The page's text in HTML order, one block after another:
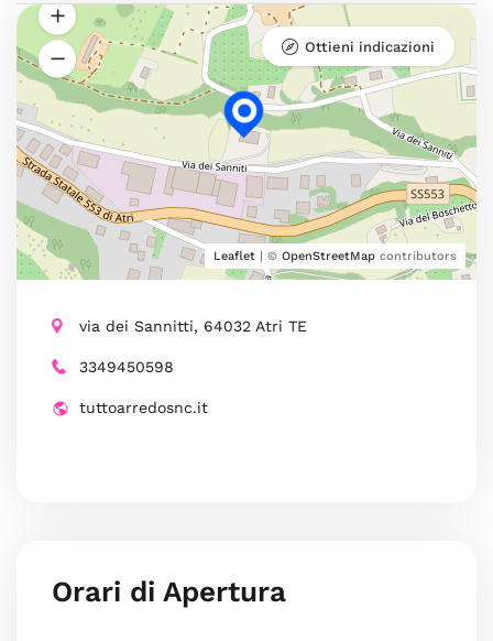
Leaflet | © OpenStreetMap contributors
Ottieni indicazioni
via dei Sannitti, 64032 Atri TE
3349450598
tuttoarredosnc.it
Orari di Apertura